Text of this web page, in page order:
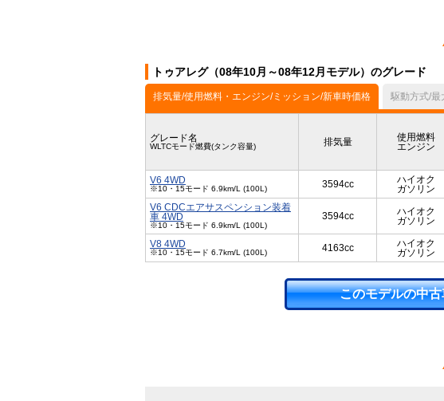
トゥアレグ（08年10月～08年12月モデル）のグレード
排気量/使用燃料・エンジン/ミッション/新車時価格 駆動方式/最
グレード名
WLTCモード燃費(タンク容量) 排気量
使用燃料
エンジン
V6 4WD
※10・15モード 6.9km/L (100L) 3594cc
ハイオク
ガソリン
V6 CDCエアサスペンション装着
車 4WD
※10・15モード 6.9km/L (100L)
3594cc
ハイオク
ガソリン
V8 4WD
※10・15モード 6.7km/L (100L) 4163cc
ハイオク
ガソリン
このモデルの中